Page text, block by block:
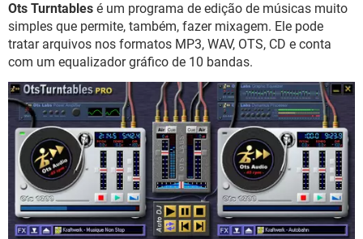
INSTAGRAM GMAIL
GUIA DE COMPRAS
Ots Turntables é um programa de edição de músicas muito
simples que permite, também, fazer mixagem. Ele pode
tratar arquivos nos formatos MP3, WAV, OTS, CD e conta
com um equalizador gráfico de 10 bandas.